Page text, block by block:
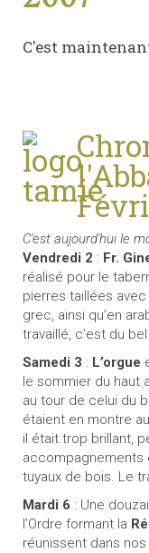
C'est
C'est aujourd'hui le
Vendredi 2 : Fr.
réalisé pour le
pierres taillées
grec, ainsi qu’en
travaillé, c’est du
Samedi 3 : L’orgue
le sommier du haut
au tour de celui du
étaient en montre
il était trop brillant,
accompagnements
tuyaux de bois. Le
Mardi 6 : Une
l’Ordre formant la
réunissent dans